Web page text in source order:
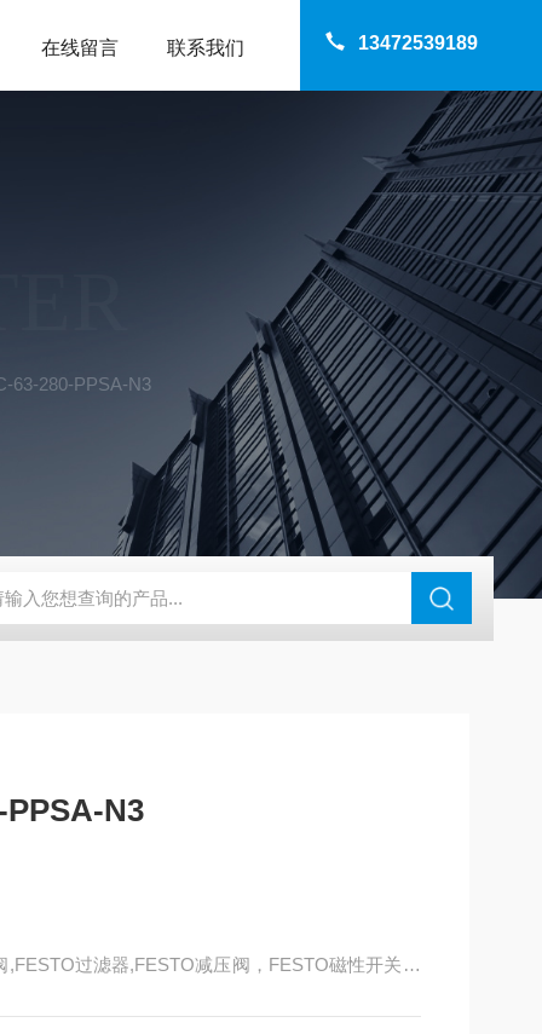
13472539189
在线留言 联系我们
63-280-PPSA-N3
180-4E1-AC220V 麦特沃克
N3
过滤器,FESTO减压阀，FESTO磁性开关，